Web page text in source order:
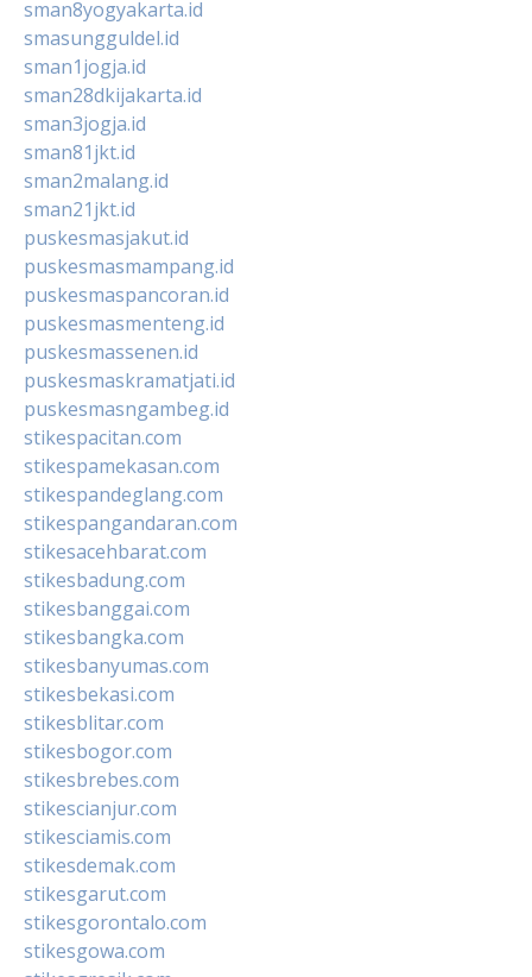
sman8yogyakarta.id
smasungguldel.id
sman1jogja.id
sman28dkijakarta.id
sman3jogja.id
sman81jkt.id
sman2malang.id
sman21jkt.id
puskesmasjakut.id
puskesmasmampang.id
puskesmaspancoran.id
puskesmasmenteng.id
puskesmassenen.id
puskesmaskramatjati.id
puskesmasngambeg.id
stikespacitan.com
stikespamekasan.com
stikespandeglang.com
stikespangandaran.com
stikesacehbarat.com
stikesbadung.com
stikesbanggai.com
stikesbangka.com
stikesbanyumas.com
stikesbekasi.com
stikesblitar.com
stikesbogor.com
stikesbrebes.com
stikescianjur.com
stikesciamis.com
stikesdemak.com
stikesgarut.com
stikesgorontalo.com
stikesgowa.com